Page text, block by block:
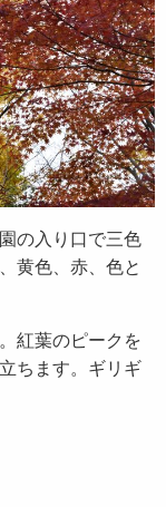
の入り口で三色
黄色、赤、色と
紅葉のピークを
ちます。ギリギ